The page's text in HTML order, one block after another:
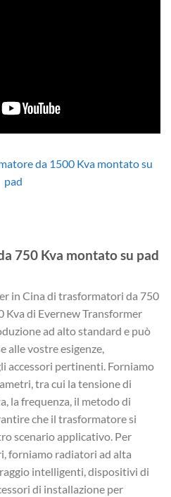
da 1500 Kva montato su
pad
750 Kva montato su pad
in Cina di trasformatori da 750
Kva di Evernew Transformer
ad alto standard e può
alle vostre esigenze,
accessori pertinenti. Forniamo
tra cui la tensione di
la frequenza, il metodo di
che il trasformatore si
scenario applicativo. Per
forniamo radiatori ad alta
intelligenti, dispositivi di
di installazione per